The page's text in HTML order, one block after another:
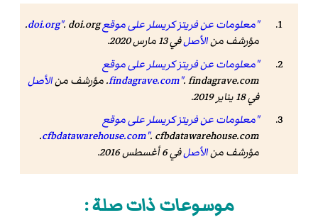
"معلومات عن فريتز كريسلر على موقع doi.org"
. doi.org.
مؤرشف منالأصلفي 13 مارس 2020.
"معلومات عن فريتز كريسلر على موقع
findagrave.com". findagrave.com. مؤرشف من
الأصل
في 18 يناير 2019.
"معلومات عن فريتز كريسلر على موقع
cfbdatawarehouse.com"
. cfbdatawarehouse.com.
مؤرشف منالأصلفي 6 أغسطس 2016.
موسوعات ذات صلة :